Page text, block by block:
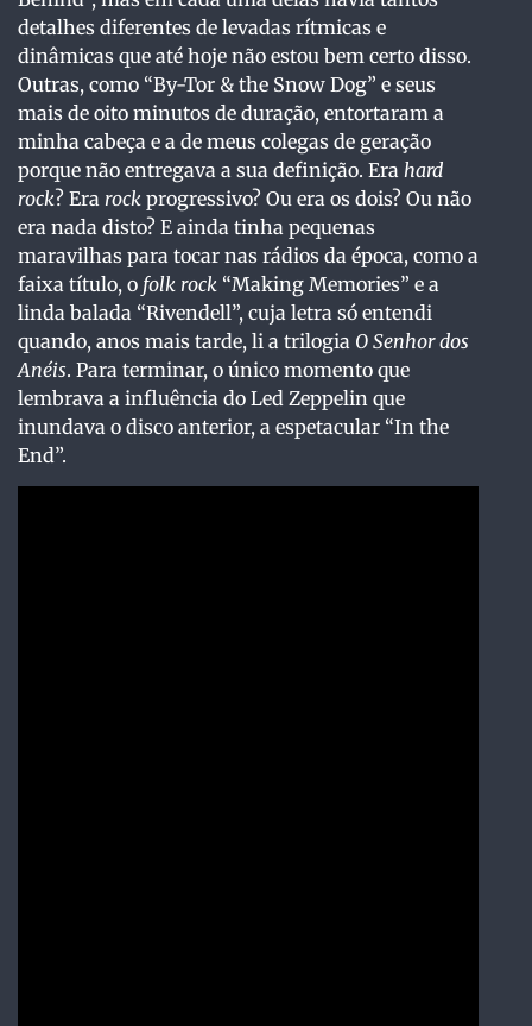
detalhes diferentes de levadas rítmicas e
dinâmicas que até hoje não estou bem certo disso.
Outras, como “By-Tor & the Snow Dog” e seus
mais de oito minutos de duração, entortaram a
minha cabeça e a de meus colegas de geração
porque não entregava a sua definição. Era hard
rock? Era rock progressivo? Ou era os dois? Ou não
era nada disto? E ainda tinha pequenas
maravilhas para tocar nas rádios da época, como a
faixa título, o folk rock “Making Memories” e a
linda balada “Rivendell”, cuja letra só entendi
quando, anos mais tarde, li a trilogia O Senhor dos
Anéis. Para terminar, o único momento que
lembrava a influência do Led Zeppelin que
inundava o disco anterior, a espetacular “In the
End”.